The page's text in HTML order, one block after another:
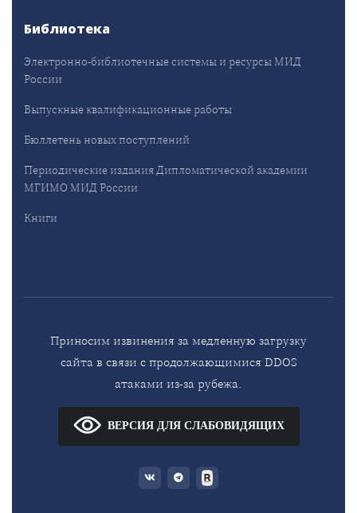
Библиотека
Электронно-библиотечные системы и ресурсы МИД
России
Выпускные квалификационные работы
Бюллетень новых поступлений
Периодические издания Дипломатической академии
МГИМО МИД России
Книги
Приносим извинения за медленную загрузку
сайта в связи с продолжающимися DDOS
атаками из-за рубежа.
ВЕРСИЯ ДЛЯ СЛАБОВИДЯЩИХ